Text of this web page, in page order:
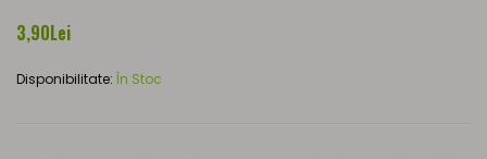
3,90Lei
Disponibilitate: În Stoc